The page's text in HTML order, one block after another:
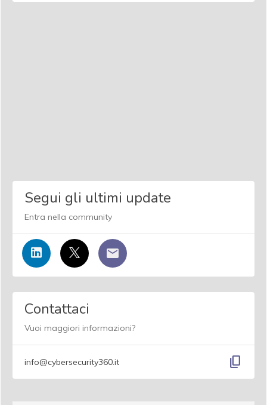
Segui gli ultimi update
Entra nella community
Contattaci
Vuoi maggiori informazioni?
info@cybersecurity360.it content_copy